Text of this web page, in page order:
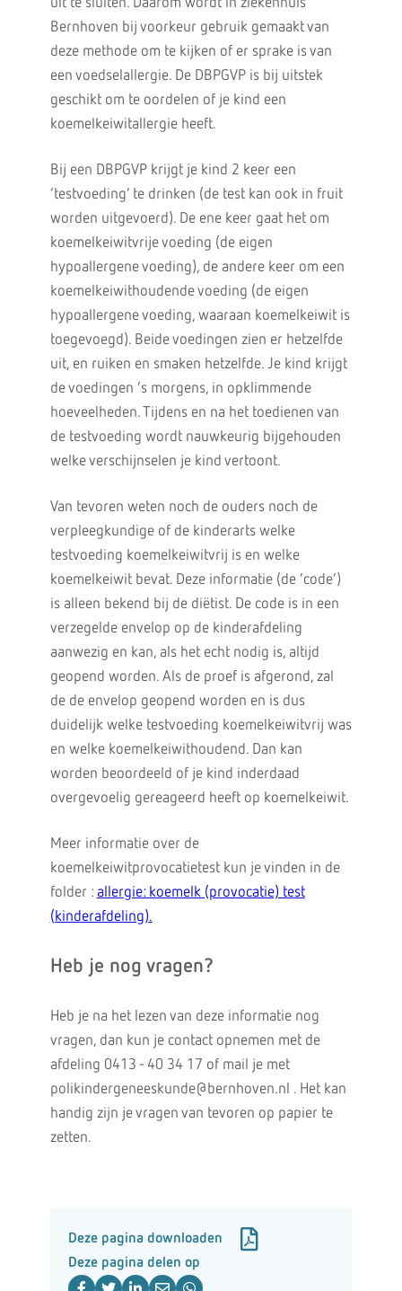
uit te sluiten. Daarom wordt in ziekenhuis
Bernhoven bij voorkeur gebruik gemaakt van
deze methode om te kijken of er sprake is van
een voedselallergie. De DBPGVP is bij uitstek
geschikt om te oordelen of je kind een
koemelkeiwitallergie heeft.
Bij een DBPGVP krijgt je kind 2 keer een
‘testvoeding’ te drinken (de test kan ook in fruit
worden uitgevoerd). De ene keer gaat het om
koemelkeiwitvrije voeding (de eigen
hypoallergene voeding), de andere keer om een
koemelkeiwithoudende voeding (de eigen
hypoallergene voeding, waaraan koemelkeiwit is
toegevoegd). Beide voedingen zien er hetzelfde
uit, en ruiken en smaken hetzelfde. Je kind krijgt
de voedingen ’s morgens, in opklimmende
hoeveelheden. Tijdens en na het toedienen van
de testvoeding wordt nauwkeurig bijgehouden
welke verschijnselen je kind vertoont.
Van tevoren weten noch de ouders noch de
verpleegkundige of de kinderarts welke
testvoeding koemelkeiwitvrij is en welke
koemelkeiwit bevat. Deze informatie (de ‘code’)
is alleen bekend bij de diëtist. De code is in een
verzegelde envelop op de kinderafdeling
aanwezig en kan, als het echt nodig is, altijd
geopend worden. Als de proef is afgerond, zal
de de envelop geopend worden en is dus
duidelijk welke testvoeding koemelkeiwitvrij was
en welke koemelkeiwithoudend. Dan kan
worden beoordeeld of je kind inderdaad
overgevoelig gereageerd heeft op koemelkeiwit.
Meer informatie over de
koemelkeiwitprovocatietest kun je vinden in de
folder : allergie: koemelk (provocatie) test
(kinderafdeling).
Heb je nog vragen?
Heb je na het lezen van deze informatie nog
vragen, dan kun je contact opnemen met de
afdeling 0413 - 40 34 17 of mail je met
polikindergeneeskunde@bernhoven.nl . Het kan
handig zijn je vragen van tevoren op papier te
zetten.
Deze pagina downloaden
Deze pagina delen op